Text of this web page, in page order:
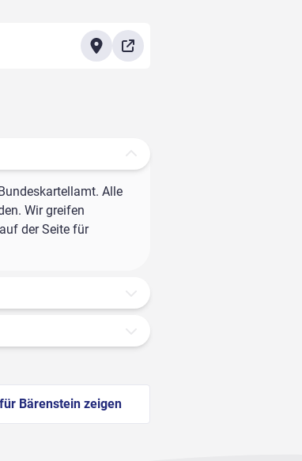
Alle
Wir greifen
der Seite für
Bärenstein zeigen